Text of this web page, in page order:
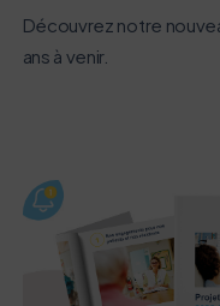
Découvrez notre
ans à venir.